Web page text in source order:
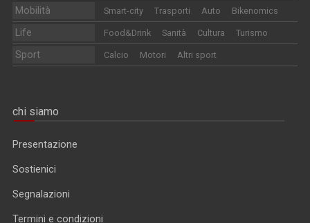
Mobilità Smart-city Trasporti Auto Bikenomics
Life Food&Drink Sanità Cultura Turismo
Sport Calcio Motori Altri sport
chi siamo
Presentazione
Sostienici
Segnalazioni
Termini e condizioni